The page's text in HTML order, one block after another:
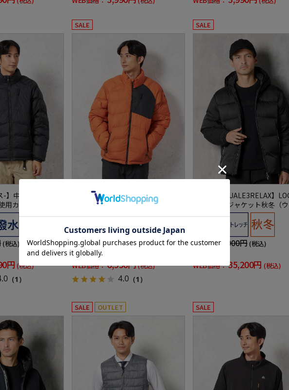
-】中綿ブルゾン蓄
用カジュアルアウ
(税込)
円 (税込)
（1）
SALE
【LOGOS-ロゴス-】中綿ブルゾン蓄
熱中綿サーモア使用カジュアルアウ
価格：8,789円 (税込)
20%off
WEB価格：6,990円(税込)
4.0 （1）
SALE
【1PIU1UGUALE3RELAX】
ップダウンジャケット秋冬（
ゥウノウグァーレトレ）
価格：44,000円 (税込)
WEB価格：35,200円 (税込)
SALE OUTLET SALE